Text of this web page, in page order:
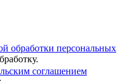
обработки персональных
соглашением